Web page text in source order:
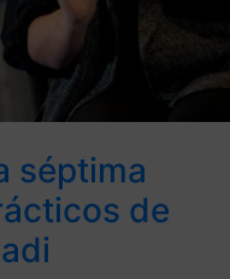
séptima
de